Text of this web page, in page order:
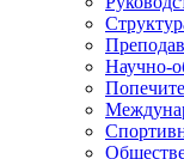
Научно-